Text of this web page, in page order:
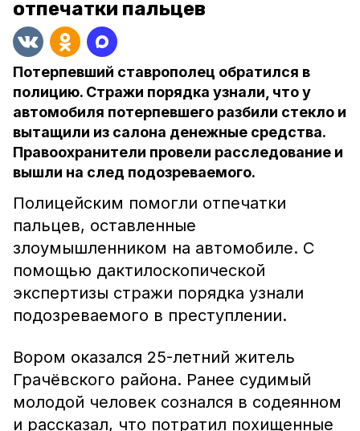
отпечатки пальцев
Потерпевший ставрополец обратился в
полицию. Стражи порядка узнали, что у
автомобиля потерпевшего разбили стекло и
вытащили из салона денежные средства.
Правоохранители провели расследование и
вышли на след подозреваемого.
Полицейским помогли отпечатки
пальцев, оставленные
злоумышленником на автомобиле. С
помощью дактилоскопической
экспертизы стражи порядка узнали
подозреваемого в преступлении.
Вором оказался 25-летний житель
Грачёвского района. Ранее судимый
молодой человек сознался в содеянном
и рассказал, что потратил похищенные